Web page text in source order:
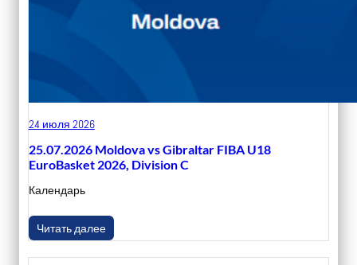
24 июля 2026
25.07.2026 Moldova vs Gibraltar FIBA U18
EuroBasket 2026, Division C
Календарь
Читать далее